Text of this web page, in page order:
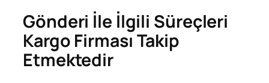
Gönderi İle İlgili Süreçleri
Kargo Firması Takip
Etmektedir